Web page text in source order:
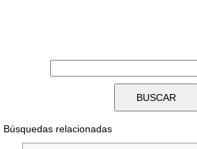
Búsquedas relacionadas